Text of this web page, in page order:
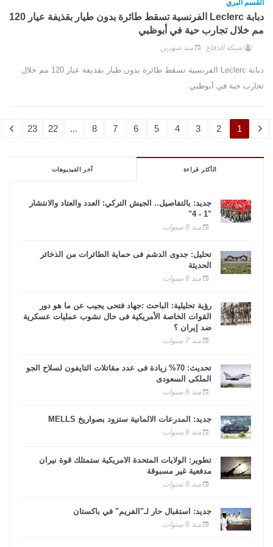
القسم البري
دبابة Leclerc الفرنسية تسقط طائرة بدون طيار بقذيفة عيار 120
مم خلال تجارب حية في أبوظبي
شبكة الدفاع منذ شهرين
دبابة Leclerc الفرنسية تسقط طائرة بدون طيار بقذيفة عيار 120 مم خلال
تجارب حية في أبوظبي
1
2
3
4
5
6
7
8
...
22
23
الأكثر قراءة آخر الفيديوهات
جديد: بالتفاصيل.. الجيش التركي: العدد والعتاد والانتشار
"1 - 4"
منذ 8 سنوات
تحليل: جدوى الدشم فى حماية الطائرات من الذخائر
الحديثة
منذ 6 سنوات
رؤية تحليلية: الباحث :جهاد فتحى يجيب عن ما هو دور
القوات الخاصة الأمريكية فى حال نشوب عمليات عسكرية
ضد إيران ؟
منذ 7 سنوات
تحديث: 70% زيادة فى عدد مقاتلات التايفون لسلاح الجو
الملكى السعودى
منذ 8 سنوات
جديد: المدرعات الألمانية ستزود بصواريخ MELLS
منذ 8 سنوات
تطوير: الولايات المتحدة الأمريكية ستمتلك قوة نيران
مدفعية غير مسبوقة
منذ 8 سنوات
جديد: استقبال حار لـ"الفريم" في باكستان
منذ 8 سنوات